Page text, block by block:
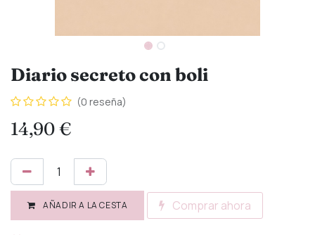
Diario secreto con boli
(0 reseña)
14,90€
AÑADIR A LA CESTA Comprar ahora